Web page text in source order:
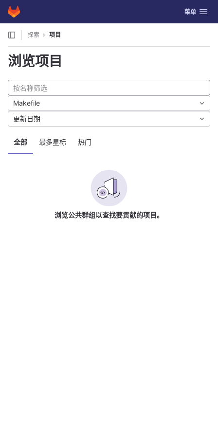
Skip to content
GitLab 切换导航
菜单
探索 项目
浏览项目
全部 最多星标 热门
Makefile
更新日期
浏览公共群组以查找要贡献的项目。